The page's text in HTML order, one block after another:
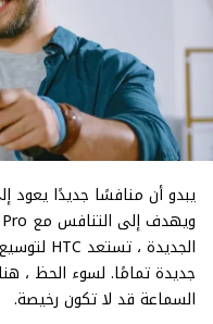
جديدة تمامًا. لسوء الحظ ،
السماعة قد لا تكون رخيصة.